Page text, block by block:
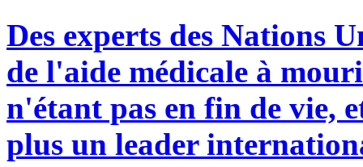
Des experts des Nations
de l'aide médicale à
n'étant pas en fin de vie,
plus un leader